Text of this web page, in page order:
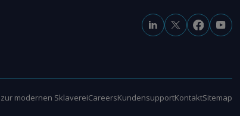
modernen SklavereiCareersKundensupportKontaktSitemap